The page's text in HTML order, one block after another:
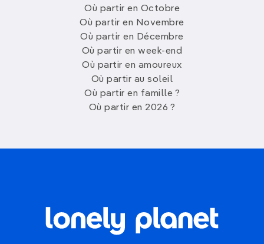
Où partir en Octobre
Où partir en Novembre
Où partir en Décembre
Où partir en week-end
Où partir en amoureux
Où partir au soleil
Où partir en famille ?
Où partir en 2026 ?